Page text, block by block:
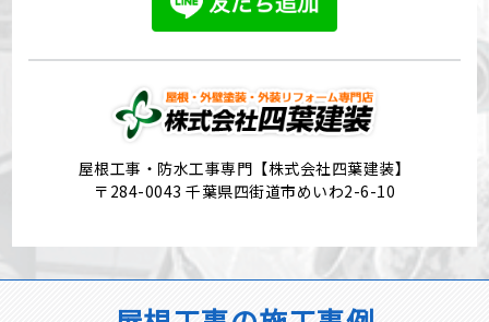
屋根工事・防水工事専門【株式会社四葉建装】
〒284-0043 千葉県四街道市めいわ2-6-10